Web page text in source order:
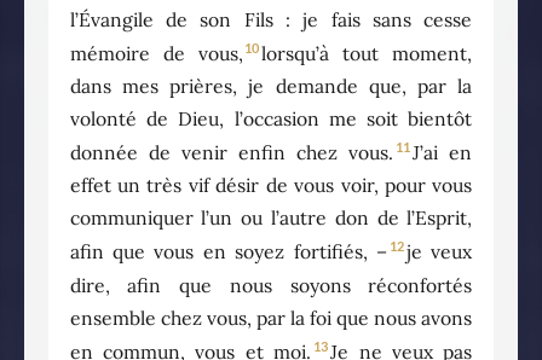
l’Évangile de son Fils : je fais sans cesse
mémoire de vous, 10lorsqu’à tout moment,
dans mes prières, je demande que, par la
volonté de Dieu, l’occasion me soit bientôt
donnée de venir enfin chez vous. 11 J’ai en
effet un très vif désir de vous voir, pour vous
communiquer l’un ou l’autre don de l’Esprit,
afin que vous en soyez fortifiés, – 12je veux
dire, afin que nous soyons réconfortés
ensemble chez vous, par la foi que nous avons
en commun, vous et moi. 13Je ne veux pas